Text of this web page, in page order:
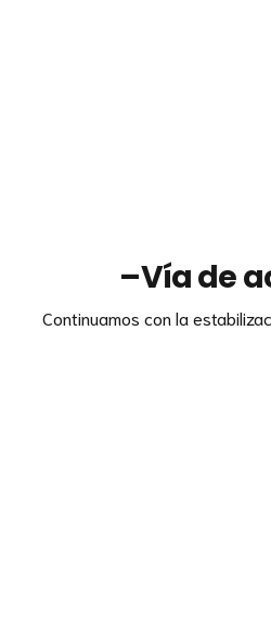
–Vía de
Continuamos con la